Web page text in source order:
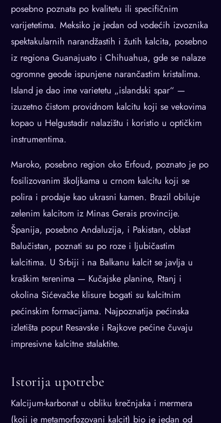
posebno poznata po kvalitetu ili specifičnim
varijetetima. Meksiko je jedan od vodećih izvoznika
spektakularnih narandžastih i žutih kalcita, posebno
iz regiona Guanajuato i Chihuahua, gde se nalaze
ogromne geode ispunjene narančastim kristalima.
Island je dao ime varietetu „islandski spar“ —
izuzetno čistom providnom kalcitu koji se vekovima
kopao u Helgustadir nalazištu i koristio u optičkim
instrumentima.
Maroko, posebno region oko Erfoud, poznato je po
fosilizovanim školjkama u crnom kalcitu koji se
polira i prodaje kao ukrasni kamen. Brazil obiluje
zelenim kalcitom iz Minas Gerais provincije.
Španija, posebno Andaluzija, i Pakistan, oblast
Balučistan, poznati su po roze i ljubičastim
kalcitima. U Srbiji i na Balkanu kalcit se javlja u
kraškim terenima — Kučajske planine, Rtanj i
okolina Sićevačke klisure bogati su kalcitnim
pećinskim formacijama. Najpoznatija pećinska
izletišta poput Resavske i Rajkove pećine čuvaju
impresivne kalcitne stalaktite.
Istorija upotrebe
Kalcijum-karbonat u obliku krečnjaka i mermera
(koji je metamorfozovani kalcit) bio je jedan od